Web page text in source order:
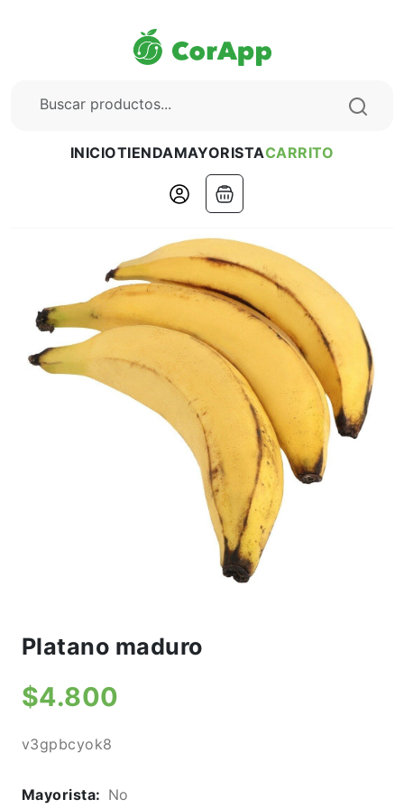
INICIOTIENDAMAYORISTACARRITO
Platano maduro
$4.800
v3gpbcyok8
Mayorista: No